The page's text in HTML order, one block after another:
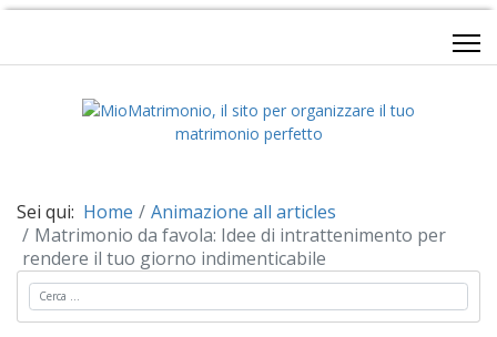
Sei qui: Home
Animazione all articles
Matrimonio da favola: Idee di intrattenimento per
rendere il tuo giorno indimenticabile
Cerca